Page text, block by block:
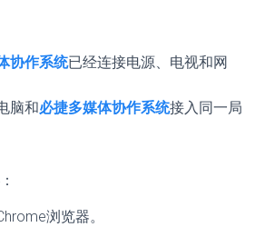
协作系统已经连接电源、电视和网
脑和必捷多媒体协作系统接入同一局
：
浏览器。